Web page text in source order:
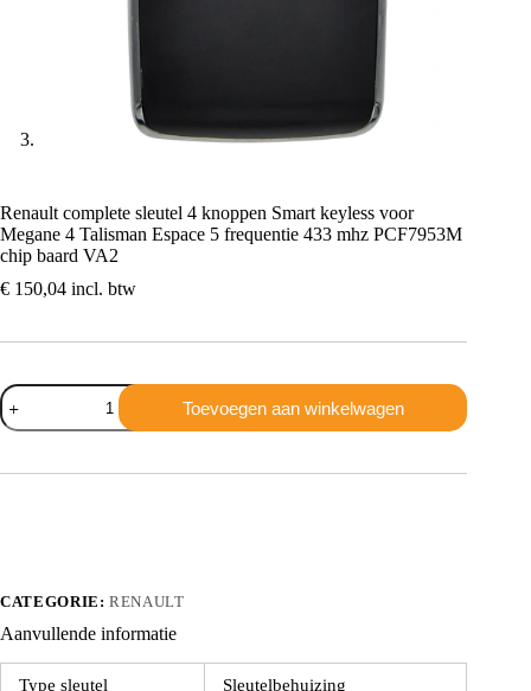
Renault complete sleutel 4 knoppen Smart keyless voor
Megane 4 Talisman Espace 5 frequentie 433 mhz PCF7953M
chip baard VA2
€ 150,04 incl. btw
Renault
complete
sleutel
knoppen
Talisman
5
433
Toevoegen aan winkelwagen
CATEGORIE:RENAULT
Aanvullende informatie
Type sleutel Sleutelbehuizing